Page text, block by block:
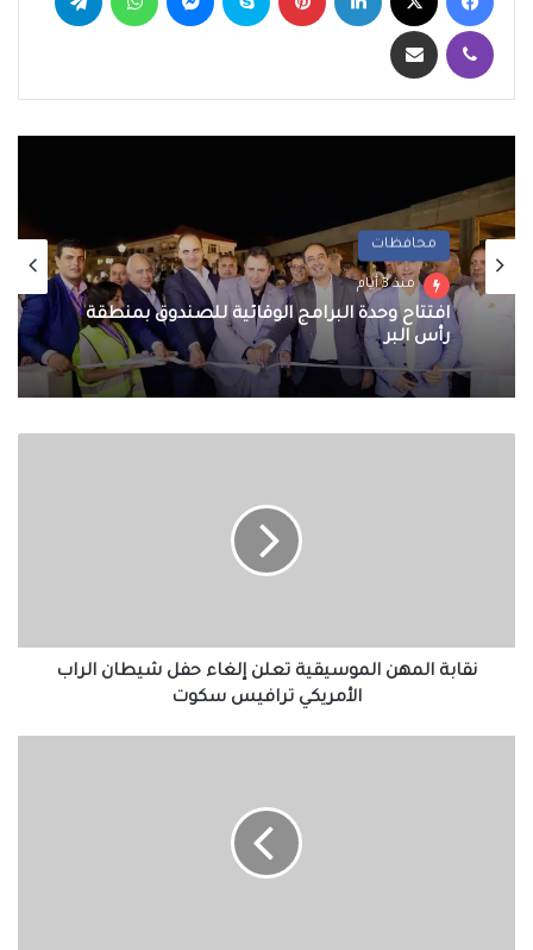
ڤايبر مشاركة عبر البريد
محافظات
منذ 3 أيام
افتتاح وحدة البرامج الوقائية للصندوق بمنطقة
رأس البر
الأمريكي
ترافيسنقابة المهن الموسيقية تعلن إلغاء حفل شيطان الراب
الأمريكي ترافيس سكوت